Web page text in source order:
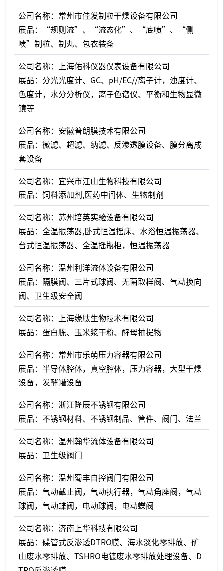
公司名称：常州市佳发制粒干燥设备有限公司
展品：“规则流”、“流态化”、“底喷”、“侧
喷”制粒、制丸、包衣装备
公司名称：上海佑科仪器仪表设备有限公司
展品：分光光度计、GC、pH/EC//离子计，浊度计、
色度计，水分分析仪，离子色谱仪、平衡和生物显微
镜等
公司名称：安徽普朗膜技术有限公司
展品：微滤、超滤、纳滤、反渗透膜设备、膜分离成
套设备
公司名称：宜兴市江山生物科技有限公司
展品：饲料添加剂,医药中间体、生物制剂
公司名称：苏州培英实验设备有限公司
展品：全温振荡器,卧式恒温摇床、水浴恒温振荡器、
台式恒温振荡器、全温摇瓶柜，恒温振荡器
公司名称：温州利洋流体设备有限公司
展品：隔膜阀、三片式球阀、无菌取样阀、气动换向
阀、卫生级安全阀
公司名称：上海缘肽生物技术有限公司
展品：蛋白胨、玉米浆干粉、酵母抽提物
公司名称：常州市乐萌压力容器有限公司
展品：半导体腔体，真空腔体，压力容器，大型干燥
设备，发酵罐设备
公司名称：浙江隆辰不锈钢有限公司
展品：不锈钢材料、不锈钢制品、管件、阀门、法兰
公司名称：温州翰华流体设备有限公司
展品：卫生级阀门
公司名称：温州蜀丰自控阀门有限公司
展品：气动截止阀，气动执行器，气动角座阀，气动
球阀，气动蝶阀，电动球阀，电动蝶阀
公司名称：济南上华科技有限公司
展品：碟管式反渗透DTRO膜、海水淡化零排放、矿
山废水零排放、TSHRO电镀废水零排放处理设备、D